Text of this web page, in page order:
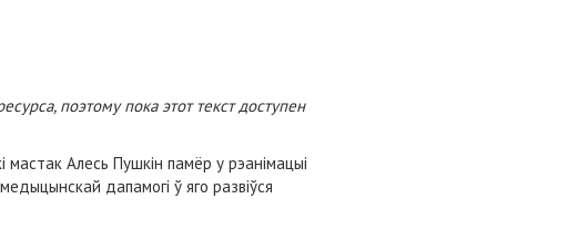
поэтому пока этот текст доступен
мастак Алесь Пушкін памёр у рэанімацыі
дапамогі ў яго развіўся